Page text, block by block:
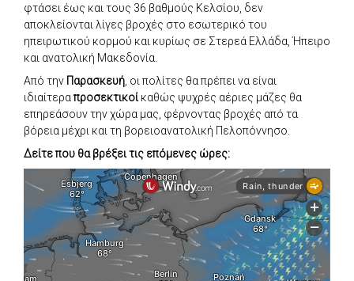
φτάσει έως και τους 36 βαθμούς Κελσίου, δεν
αποκλείονται λίγες βροχές στο εσωτερικό του
ηπειρωτικού κορμού και κυρίως σε Στερεά Ελλάδα, Ήπειρο
και ανατολική Μακεδονία.
Από την Παρασκευή , οι πολίτες θα πρέπει να είναι
ιδιαίτεραπροσεκτικοί καθώς ψυχρές αέριες μάζες θα
επηρεάσουν την χώρα μας, φέρνοντας βροχές από τα
βόρεια μέχρι και τη βορειοανατολική Πελοπόννησο.
Δείτε που θα βρέξει τις επόμενες ώρες: